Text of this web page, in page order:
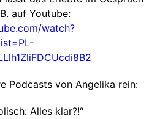
auf Youtube:
watch?
Podcasts von Angelika rein:
Alles klar?!“